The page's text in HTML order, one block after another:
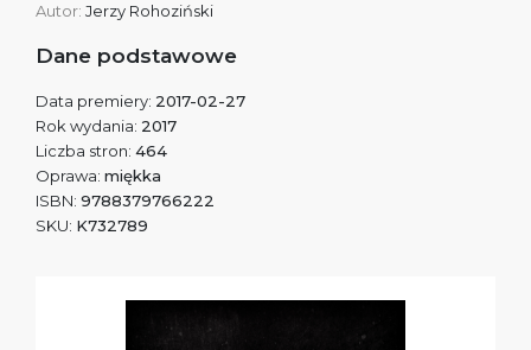
Autor: Jerzy Rohoziński
Dane podstawowe
Data premiery: 2017-02-27
Rok wydania: 2017
Liczba stron: 464
Oprawa: miękka
ISBN: 9788379766222
SKU: K732789